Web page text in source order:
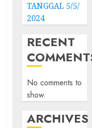
TANGGAL 5/5/
2024
RECENT
No comments to
show.
ARCHIVES